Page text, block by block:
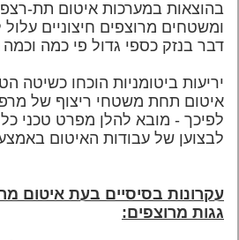
בהוצאות במערכות איטום תת-
ומשטחים מרוצפים חיצוניים
דבר בנזק כספי גדול פי כמה
יריעות ביטומניות הוכחו כשיטה
איטום תחת משטחי ריצוף של
לפיכך - מובא להלן מפרט טכני
לבצוען של עבודות האיטום
עקרונות בסיסיים בעת איטום
גגות מרוצפים: